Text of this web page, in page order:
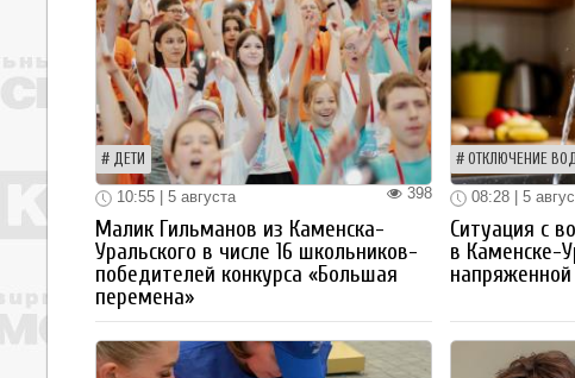
ДЕТИ
398
10:55 | 5 августа
Малик Гильманов из Каменска-
Уральского в числе 16 школьников-
победителей конкурса «Большая
перемена»
ОТКЛЮЧЕНИЕ
08:28 | 5
Ситуация с
в Каменске-
напряженной